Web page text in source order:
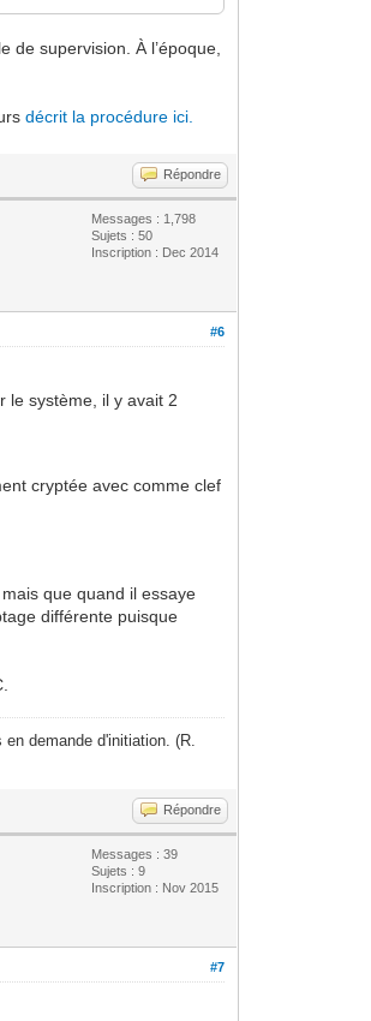
supervision. À l’époque,
décrit la procédure ici.
Répondre
Messages : 1,798
Sujets : 50
Inscription : Dec 2014
#6
le système, il y avait 2
cryptée avec comme clef
que quand il essaye
différente puisque
demande d'initiation. (R.
Répondre
Messages : 39
Sujets : 9
Inscription : Nov 2015
#7